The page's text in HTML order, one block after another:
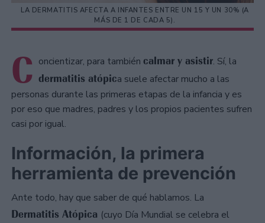
LA DERMATITIS AFECTA A INFANTES ENTRE UN 15 Y UN 30% (A
MÁS DE 1 DE CADA 5).
C oncientizar, para también calmar y asistir. Sí, la
dermatitis atópica suele afectar mucho a las
personas durante las primeras etapas de la infancia y es
por eso que madres, padres y los propios pacientes sufren
casi por igual.
Información, la primera
herramienta de prevención
Ante todo, hay que saber de qué hablamos. La
Dermatitis Atópica (cuyo Día Mundial se celebra el